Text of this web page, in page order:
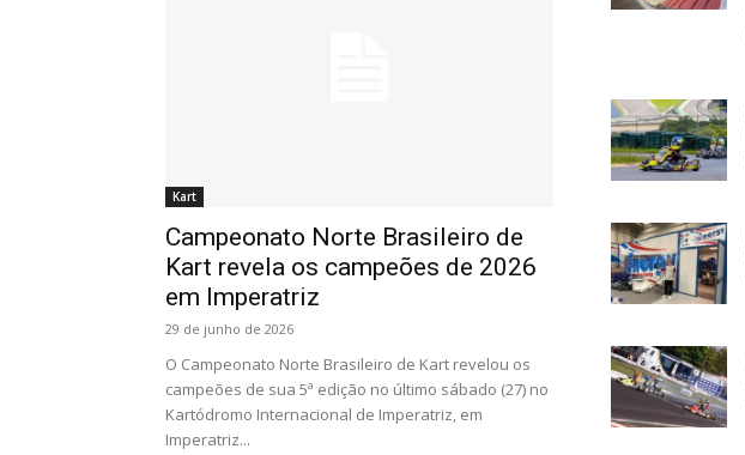
Kart
Campeonato Norte Brasileiro de
Kart revela os campeões de 2026
em Imperatriz
29 de junho de 2026
O Campeonato Norte Brasileiro de Kart revelou os
campeões de sua 5ª edição no último sábado (27) no
Kartódromo Internacional de Imperatriz, em
Imperatriz...